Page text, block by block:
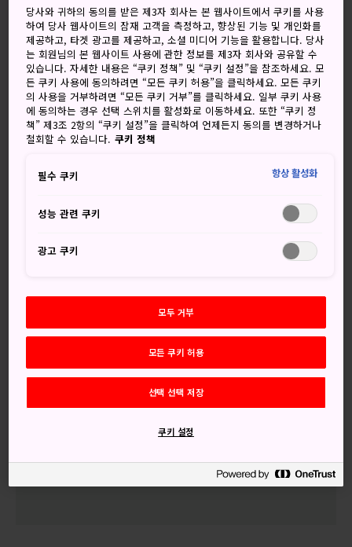
도쿄 타워는 지금도 활발히 사용 중인 방송 시설이자 발아래
펼쳐진 눈부신 시내 전경을 감상하기 좋은 명소이기도 합니다.
모더니즘풍 구조물인 타워의 진가는 밤에 조명을 밝혔을 때 밖
에서 보면 알 수 있지만, 진짜 짜릿한 순간은 맨 꼭대기로 올라
가 역동적인 시내 풍경을 접했을 때입니다.
타워 아래에는 '풋타운'이라는 복합 쇼핑 공간이 있고, 브랜드
매장과 식당들이 입점하고 있습니다.
놓치지 마세요
당사와 귀하의 동의를 받은 제3자 회사는 본 웹사이트에서 쿠키를 사용
하여 당사 웹사이트의 잠재 고객을 측정하고, 향상된 기능 및 개인화를
제공하고, 타겟 광고를 제공하고, 소셜 미디어 기능을 활용합니다. 당사
는 회원님의 본 웹사이트 사용에 관한 정보를 제3자 회사와 공유할 수
있습니다. 자세한 내용은 “쿠키 정책” 및 “쿠키 설정”을 참조하세요. 모
든 쿠키 사용에 동의하려면 “모든 쿠키 허용”을 클릭하세요. 모든 쿠키
의 사용을 거부하려면 “모든 쿠키 거부”를 클릭하세요. 일부 쿠키 사용
에 동의하는 경우 선택 스위치를 활성화로 이동하세요. 또한 “쿠키 정
책” 제3조 2항의 “쿠키 설정”을 클릭하여 언제든지 동의를 변경하거나
철회할 수 있습니다. 쿠키 정책
필수 쿠키 항상 활성화
성능 관련 쿠키
광고 쿠키
모두 거부
모든 쿠키 허용
선택 선택 저장
쿠키 설정